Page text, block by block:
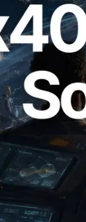
RPC
時代開啟